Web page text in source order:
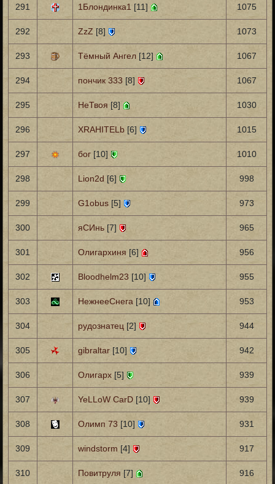
291 1Блондинка1 [11] 1075
292 ZzZ [8] 1073
293 Тёмный Ангел [12] 1067
294 пончик 333 [8] 1067
295 НеТвоя [8] 1030
296 XRAHITELb [6] 1015
297 бог [10] 1010
298 Lion2d [6] 998
299 G1obus [5] 973
300 яСИнь [7] 965
301 Олигархиня [6] 956
302 Bloodhelm23 [10] 955
303 НежнееСнега [10] 953
304 рудознатец [2] 944
305 gibraltar [10] 942
306 Олигарх [5] 939
307 YeLLoW CarD [10] 939
308 Олимп 73 [10] 931
309 windstorm [4] 917
310 Повитруля [7] 916